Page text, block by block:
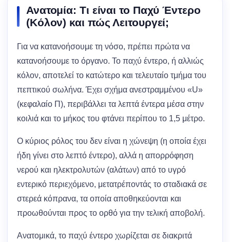
Ανατομία: Τι είναι το Παχύ Έντερο
(Κόλον) και πώς Λειτουργεί;
Για να κατανοήσουμε τη νόσο, πρέπει πρώτα να
κατανοήσουμε το όργανο. Το παχύ έντερο, ή αλλιώς
κόλον, αποτελεί το κατώτερο και τελευταίο τμήμα του
πεπτικού σωλήνα. Έχει σχήμα ανεστραμμένου «U»
(κεφαλαίο Π), περιβάλλει τα λεπτά έντερα μέσα στην
κοιλιά και το μήκος του φτάνει περίπου το 1,5 μέτρο.
Ο κύριος ρόλος του δεν είναι η χώνεψη (η οποία έχει
ήδη γίνει στο λεπτό έντερο), αλλά η απορρόφηση
νερού και ηλεκτρολυτών (αλάτων) από το υγρό
εντερικό περιεχόμενο, μετατρέποντάς το σταδιακά σε
στερεά κόπρανα, τα οποία αποθηκεύονται και
προωθούνται προς το ορθό για την τελική αποβολή.
Ανατομικά, το παχύ έντερο χωρίζεται σε διακριτά